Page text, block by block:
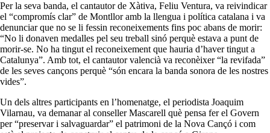
Per la seva banda, el cantautor de Xàtiva, Feliu Ventura, va reivindicar
el “compromís clar” de Montllor amb la llengua i política catalana i va
denunciar que no se li fessin reconeixements fins poc abans de morir:
“No li donaven medalles pel seu treball sinó perquè estava a punt de
morir-se. No ha tingut el reconeixement que hauria d’haver tingut a
Catalunya”. Amb tot, el cantautor valencià va reconèixer “la revifada”
de les seves cançons perquè “són encara la banda sonora de les nostres
vides”.
Un dels altres participants en l’homenatge, el periodista Joaquim
Vilarnau, va demanar al conseller Mascarell què pensa fer el Govern
per “preservar i salvaguardar” el patrimoni de la Nova Cançó i com